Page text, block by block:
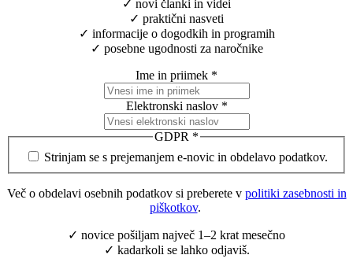
✓ novi članki in videi
✓ praktični nasveti
✓ informacije o dogodkih in programih
✓ posebne ugodnosti za naročnike
Ime in priimek *
Elektronski naslov *
GDPR *
Strinjam se s prejemanjem e-novic in obdelavo podatkov.
Več o obdelavi osebnih podatkov si preberete v politiki zasebnosti in
piškotkov.
✓ novice pošiljam največ 1–2 krat mesečno
✓ kadarkoli se lahko odjaviš.